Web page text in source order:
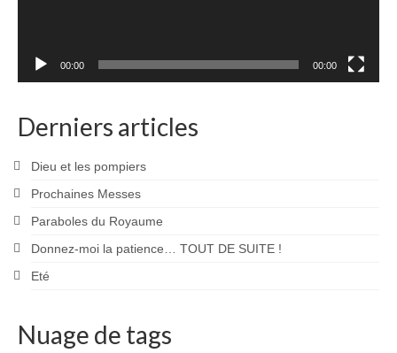
00:00 00:00
Derniers articles
Dieu et les pompiers
Prochaines Messes
Paraboles du Royaume
Donnez-moi la patience… TOUT DE SUITE !
Eté
Nuage de tags